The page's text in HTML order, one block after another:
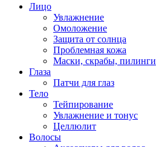
Лицо
Увлажнение
Омоложение
Защита от солнца
Проблемная кожа
Маски, скрабы, пилинги
Глаза
Патчи для глаз
Тело
Тейпирование
Увлажнение и тонус
Целлюлит
Волосы